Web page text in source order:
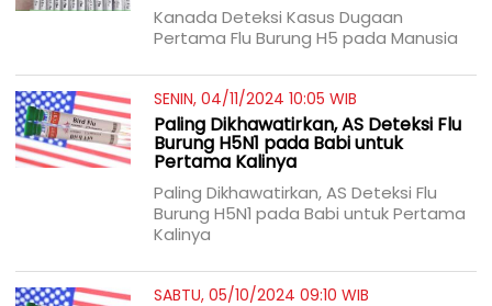
Kanada Deteksi Kasus Dugaan
Pertama Flu Burung H5 pada Manusia
SENIN, 04/11/2024 10:05 WIB
Paling Dikhawatirkan, AS Deteksi Flu
Burung H5N1 pada Babi untuk
Pertama Kalinya
Paling Dikhawatirkan, AS Deteksi Flu
Burung H5N1 pada Babi untuk Pertama
Kalinya
SABTU, 05/10/2024 09:10 WIB